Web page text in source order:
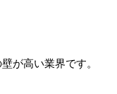
が高い業界です。